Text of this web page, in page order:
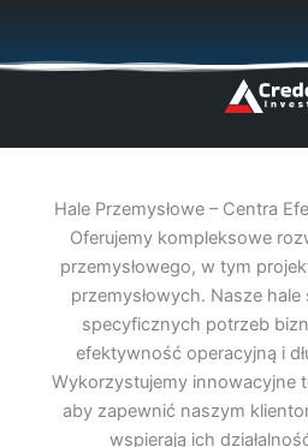
treści
Hale Przemysłowe – Centra
Oferujemy kompleksowe
przemysłowego, w tym
przemysłowych. Nasze
specyficznych potrzeb
efektywność operacyjną i
Wykorzystujemy innowacyjne
aby zapewnić naszym
wspierają ich